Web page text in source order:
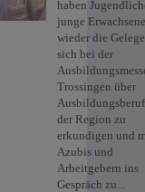
haben
junge Erwachsene
wieder die
sich bei der
Trossingen über
der Region zu
erkundigen und
Azubis und
Arbeitgebern ins
Gespräch zu...